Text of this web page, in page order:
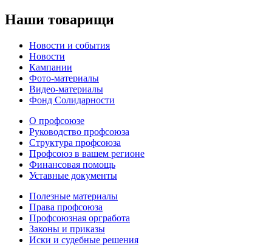
Наши товарищи
Новости и события
Новости
Кампании
Фото-материалы
Видео-материалы
Фонд Солидарности
О профсоюзе
Руководство профсоюза
Структура профсоюза
Профсоюз в вашем регионе
Финансовая помощь
Уставные документы
Полезные материалы
Права профсоюза
Профсоюзная оргработа
Законы и приказы
Иски и судебные решения